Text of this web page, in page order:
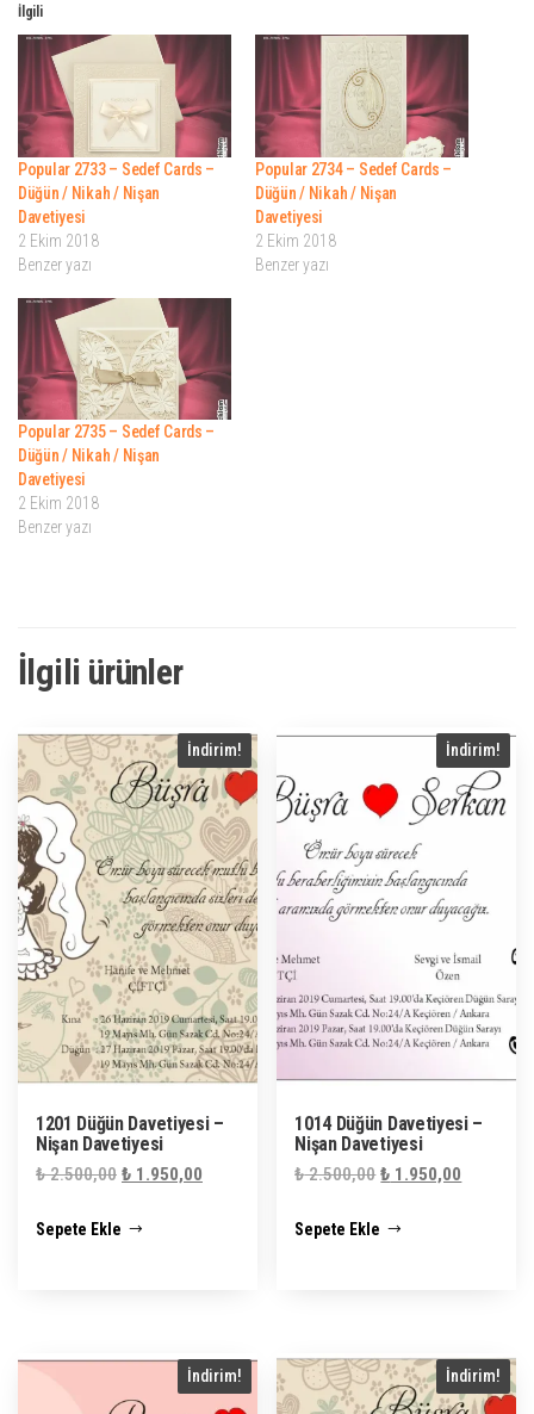
İlgili
Popular 2733 – Sedef Cards –
Düğün / Nikah / Nişan
Davetiyesi
2 Ekim 2018
Benzer yazı
Popular 2734 – Sedef Cards –
Düğün / Nikah / Nişan
Davetiyesi
2 Ekim 2018
Benzer yazı
Popular 2735 – Sedef Cards –
Düğün / Nikah / Nişan
Davetiyesi
2 Ekim 2018
Benzer yazı
İlgili ürünler
İndirim!
1201 Düğün Davetiyesi –
Nişan Davetiyesi
₺2.500,00 Orijinal
₺ 2.500,00.
₺ 1.950,00
Sepete Ekle
İndirim!
1014 Düğün Davetiyesi –
Nişan Davetiyesi
₺2.500,00 Orijinal
₺ 2.500,00.
₺ 1.950,00
Sepete Ekle
İndirim! İndirim!